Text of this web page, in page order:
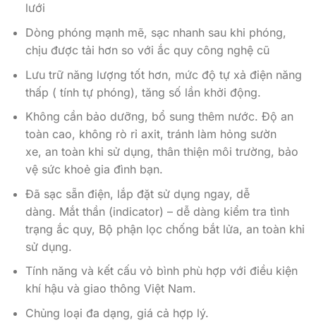
lưới
Dòng phóng mạnh mẽ, sạc nhanh sau khi phóng,
chịu được tải hơn so với ắc quy công nghệ cũ
Lưu trữ năng lượng tốt hơn, mức độ tự xả điện năng
thấp ( tính tự phóng), tăng số lần khởi động.
Không cần bảo dưỡng, bổ sung thêm nước. Độ an
toàn cao, không rò rỉ axit, tránh làm hỏng sườn
xe, an toàn khi sử dụng, thân thiện môi trường, bảo
vệ sức khoẻ gia đình bạn.
Đã sạc sẵn điện, lắp đặt sử dụng ngay, dễ
dàng. Mắt thần (indicator) – dễ dàng kiểm tra tình
trạng ắc quy, Bộ phận lọc chống bắt lửa, an toàn khi
sử dụng.
Tính năng và kết cấu vỏ bình phù hợp với điều kiện
khí hậu và giao thông Việt Nam.
Chủng loại đa dạng, giá cả hợp lý.